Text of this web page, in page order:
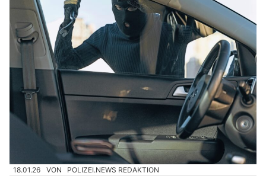
18.01.26 VON POLIZEI.NEWS REDAKTION